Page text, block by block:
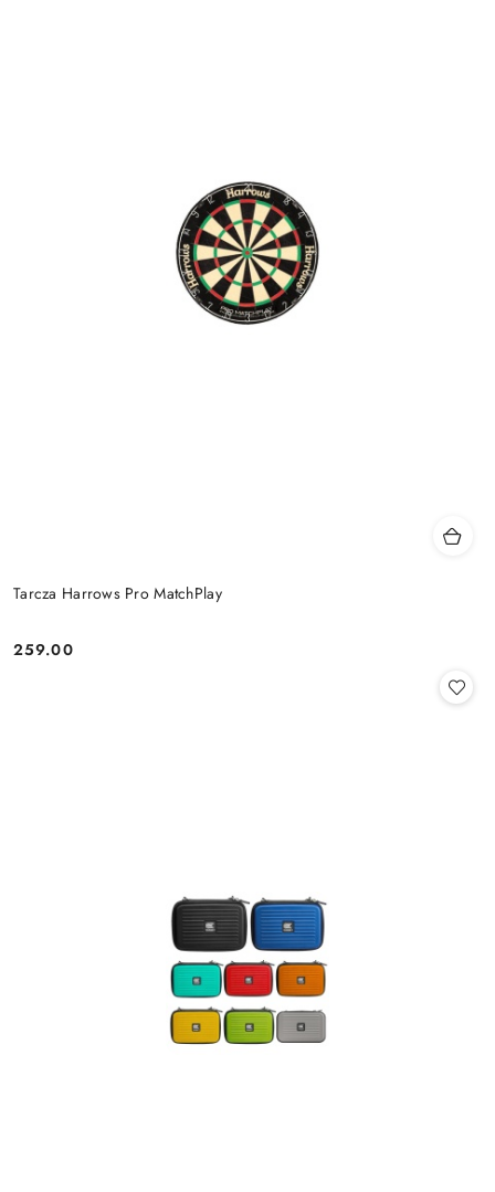
Tarcza Harrows Pro MatchPlay
Cena:
259.00